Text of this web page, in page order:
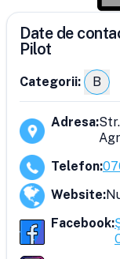
Date de
Pilot
Categorii: B
Adresa:
Telefon:
Website:
Facebook: